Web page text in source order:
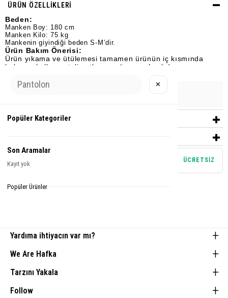
ÜRÜN ÖZELLIKLERI
Beden:
Manken Boy: 180 cm
Manken Kilo: 75 kg
Mankenin giyindiği beden S-M’dir.
Ürün Bakım Önerisi:
Ürün yıkama ve ütülemesi tamamen ürünün iç kısmında
bulunan kullanım talimatlarına göre yapılmalıdır.
YORUMLAR(0)
ÜCRETSİZ
Yardıma ihtiyacın var mı?
We Are Hafka
Tarzını Yakala
Follow
✕
Popüler Kategoriler
Son Aramalar
Kayıt yok
Popüler Ürünler